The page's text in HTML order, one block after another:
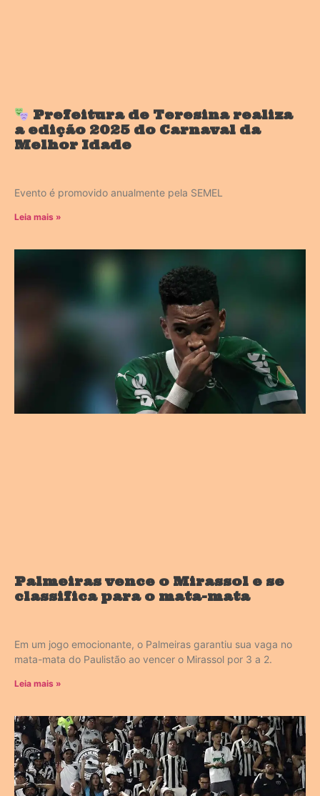
Prefeitura de Teresina realiza
a edição 2025 do Carnaval da
Melhor Idade
Evento é promovido anualmente pela SEMEL
Leia mais »
Palmeiras vence o Mirassol e se
classifica para o mata-mata
Em um jogo emocionante, o Palmeiras garantiu sua vaga no
mata-mata do Paulistão ao vencer o Mirassol por 3 a 2.
Leia mais »